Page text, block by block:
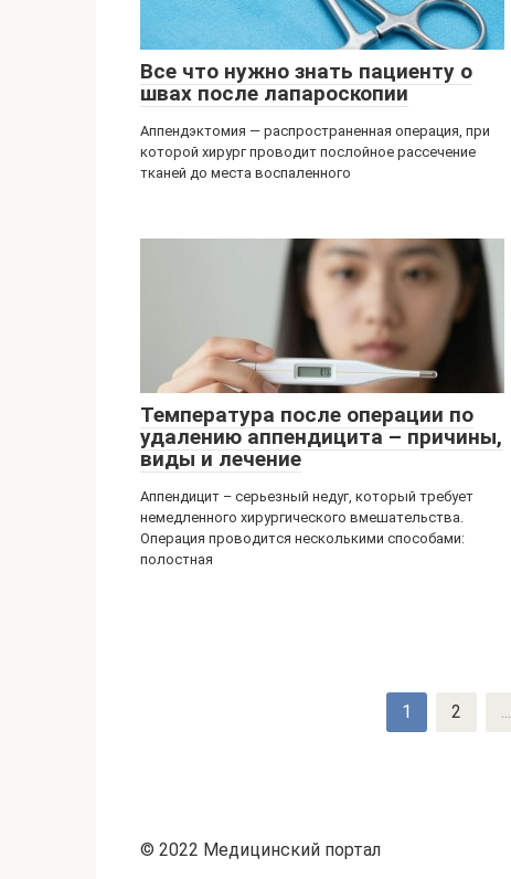
Все что нужно знать пациенту о
швах после лапароскопии
Аппендэктомия — распространенная операция, при
которой хирург проводит послойное рассечение
тканей до места воспаленного
Температура после операции по
удалению аппендицита – причины,
виды и лечение
Аппендицит – серьезный недуг, который требует
немедленного хирургического вмешательства.
Операция проводится несколькими способами:
полостная
1 2 ...
© 2022 Медицинский портал